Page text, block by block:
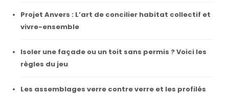
Projet Anvers : L’art de concilier habitat collectif et
vivre-ensemble
Isoler une façade ou un toit sans permis ? Voici les
règles du jeu
Les assemblages verre contre verre et les profilés